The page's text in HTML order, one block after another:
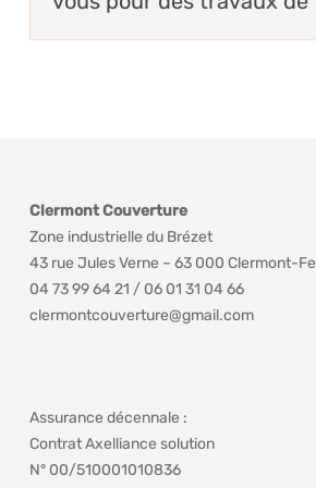
Clermont Couverture
Zone industrielle du Brézet
43 rue Jules Verne – 63 000 Clermont-
04 73 99 64 21 / 06 01 31 04 66
clermontcouverture@gmail.com
Assurance décennale :
Contrat Axelliance solution
N° 00/510001010836